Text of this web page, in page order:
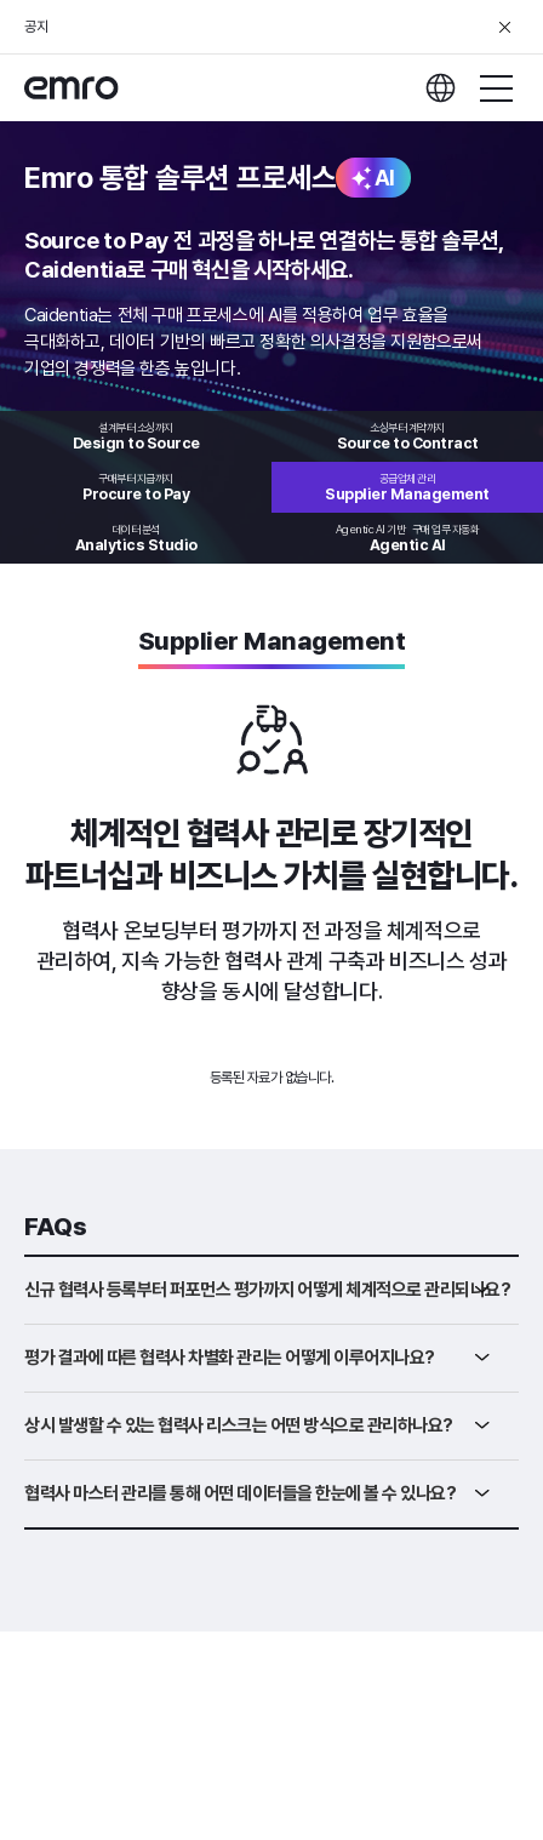
공지
Emro 통합 솔루션 프로세스 AI
Source to Pay 전 과정을 하나로 연결하는 통합 솔루션,
Caidentia로 구매 혁신을 시작하세요.
Caidentia는 전체 구매 프로세스에 AI를 적용하여 업무 효율을
극대화하고, 데이터 기반의 빠르고 정확한 의사결정을 지원함으로써
기업의 경쟁력을 한층 높입니다.
설계부터 소싱까지
Design to Source
소싱부터 계약까지
Source to Contract
구매부터 지급까지
Procure to Pay
공급업체 관리
Supplier Management
데이터 분석
Analytics Studio
Agentic AI 기반 구매 업무 자동화
Agentic AI
Supplier Management
체계적인 협력사 관리로장기적인
파트너십과 비즈니스 가치를 실현합니다.
협력사 온보딩부터 평가까지 전 과정을 체계적으로
관리하여,지속 가능한 협력사 관계 구축과 비즈니스 성과
향상을 동시에 달성합니다.
등록된 자료가 없습니다.
FAQs
신규 협력사 등록부터 퍼포먼스 평가까지 어떻게 체계적으로 관리되나요?
평가 결과에 따른 협력사 차별화 관리는 어떻게 이루어지나요?
상시 발생할 수 있는 협력사 리스크는 어떤 방식으로 관리하나요?
협력사 마스터 관리를 통해 어떤 데이터들을 한눈에 볼 수 있나요?